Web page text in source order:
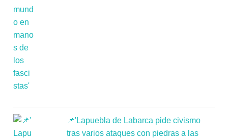
📌'Lapuebla de Labarca pide civismo
tras varios ataques con piedras a las